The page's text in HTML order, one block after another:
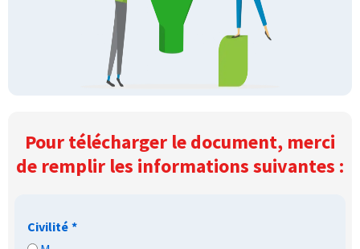
Pour télécharger le document, merci
de remplir les informations suivantes :
Civilité *